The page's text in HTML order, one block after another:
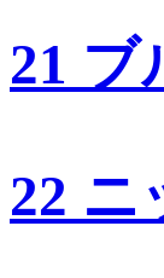
21 ブ
22 ニ